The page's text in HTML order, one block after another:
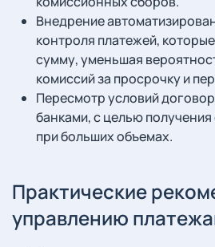
Внедрение
контроля платежей,
сумму, уменьшая
комиссий за просрочку и
Пересмотр условий
банками, с целью
при больших объемах.
Практические
управлению